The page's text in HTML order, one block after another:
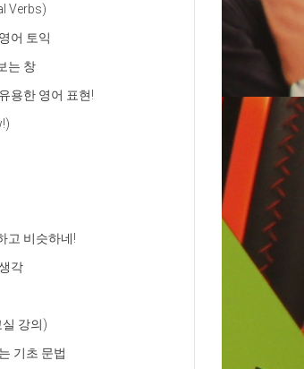
Verbs)
어 토익
는 창
용한 영어 표현!
고 비슷하네!
각
강의)
기초 문법